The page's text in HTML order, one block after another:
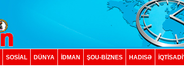
SOSIAL DÜNYA İDMAN ŞOU-BİZNES HADISƏ